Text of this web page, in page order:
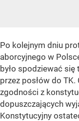
Po kolejnym dniu
aborcyjnego w
było spodziewać
przez posłów do
zgodności z
dopuszczających
Konstytucyjny